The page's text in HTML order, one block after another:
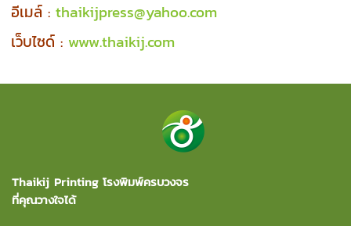
อีเมล์ :thaikijpress@yahoo.com
เว็บไซด์ : www.thaikij.com
Thaikij Printing โรงพิมพ์ครบวงจร
ที่คุณวางใจได้